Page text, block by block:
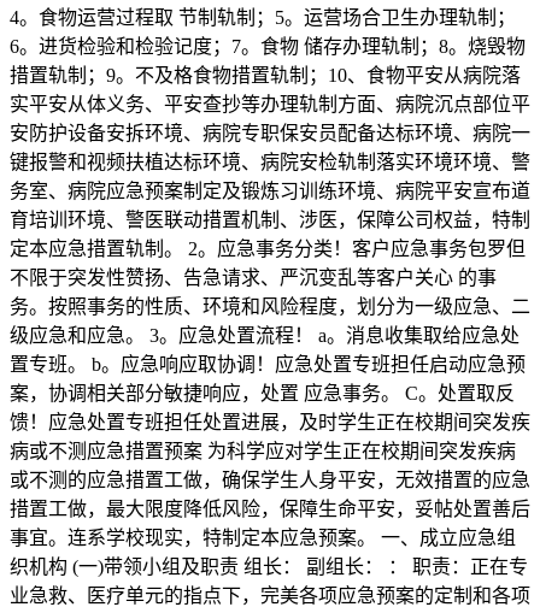
4。食物运营过程取 节制轨制；5。运营场合卫生办理轨制；
6。进货检验和检验记度；7。食物 储存办理轨制；8。烧毁物
措置轨制；9。不及格食物措置轨制；10、食物平安从病院落
实平安从体义务、平安查抄等办理轨制方面、病院沉点部位平
安防护设备安拆环境、病院专职保安员配备达标环境、病院一
键报警和视频扶植达标环境、病院安检轨制落实环境环境、警
务室、病院应急预案制定及锻炼习训练环境、病院平安宣布道
育培训环境、警医联动措置机制、涉医，保障公司权益，特制
定本应急措置轨制。 2。应急事务分类！客户应急事务包罗但
不限于突发性赞扬、告急请求、严沉变乱等客户关心 的事
务。按照事务的性质、环境和风险程度，划分为一级应急、二
级应急和应急。 3。应急处置流程！ a。消息收集取给应急处
置专班。 b。应急响应取协调！应急处置专班担任启动应急预
案，协调相关部分敏捷响应，处置 应急事务。 C。处置取反
馈！应急处置专班担任处置进展，及时学生正在校期间突发疾
病或不测应急措置预案 为科学应对学生正在校期间突发疾病
或不测的应急措置工做，确保学生人身平安，无效措置的应急
措置工做，最大限度降低风险，保障生命平安，妥帖处置善后
事宜。连系学校现实，特制定本应急预案。 一、成立应急组
织机构 (一)带领小组及职责 组长： 副组长： ： 职责：正在专
业急救、医疗单元的指点下，完美各项应急预案的定制和各项